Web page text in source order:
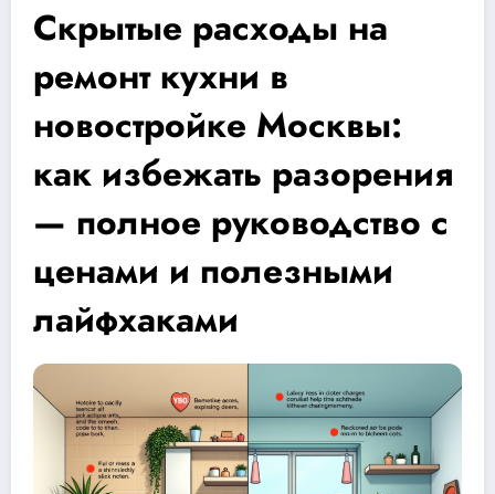
Скрытые расходы на
ремонт кухни в
новостройке Москвы:
как избежать разорения
— полное руководство с
ценами и полезными
лайфхаками